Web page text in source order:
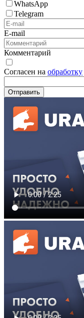
WhatsApp
Telegram
E-mail
Комментарий
Согласен на обработку